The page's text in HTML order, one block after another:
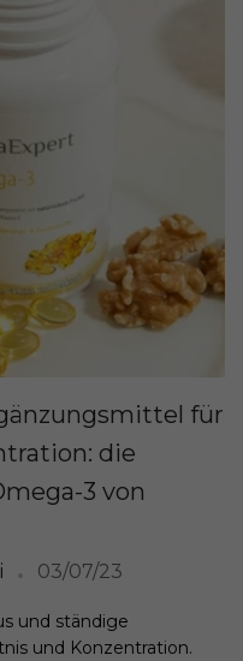
für
die
3 von
03/07/23
und ständige
und Konzentration.